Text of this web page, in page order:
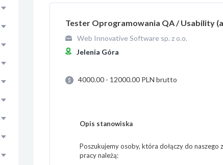
Tester Oprogramowania QA / Usability
Web Innovative Software sp. z o.o.
Jelenia Góra
4000.00 - 12000.00 PLN brutto
Opis stanowiska
Poszukujemy osoby, która dołączy do
pracy należą: